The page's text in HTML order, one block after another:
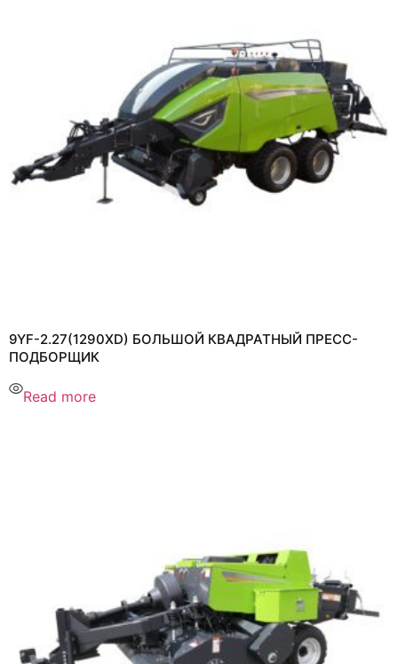
9YF-2.27(1290XD) БОЛЬШОЙ КВАДРАТНЫЙ ПРЕСС-
ПОДБОРЩИК
Read more